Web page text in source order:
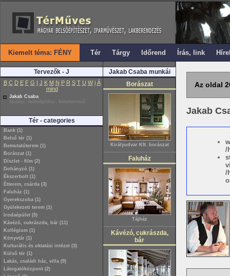
Kiemelt téma: FÉNY Tér Tárgy Időrend Írás, link
Tervezők - J
B C D E F G I J K M N P R S T U W i Á
mind
Jakab Csaba
építész, belsőépítész, bútortervező
Tér - categories
Bank (1)
Belső tér (1)
Bemutatóterem (1)
Borászat (1)
Díszlet - film (2)
Dohányzó (1)
Ékszerbolt (1)
Étterem, csárda (3)
Faluház (1)
Gyerekszoba (1)
Gyülekezeti terem (1)
Irodaépület (5)
Kávézó, cukrászda, bár (11)
Kollégium (1)
Könyvtár (1)
Kulturális és oktatási intézet (3)
Külsõ tér (1)
Lakás, családi ház, villa (9)
Látogatóközpont (2)
Jakab Csaba munkái
Borászat
Királyudvar Kft. borászat
Faluház
Tájház
Kávézó, cukrászda,
bár
Az oldal
Jakab
/
/